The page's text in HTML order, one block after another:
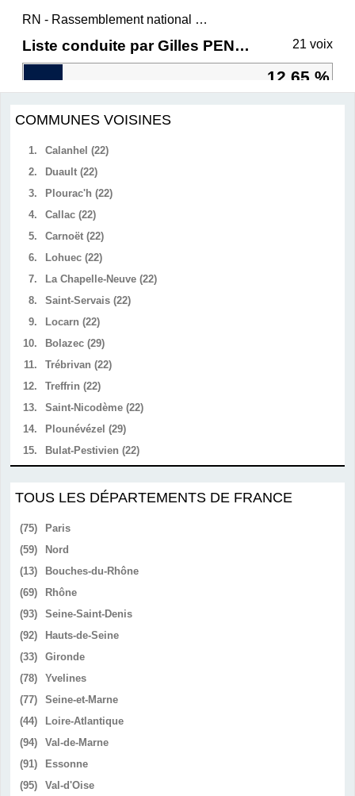
RN - Rassemblement national et ses alliés
Liste conduite par Gilles PENNELLE 21 voix
12,65 %
COMMUNES VOISINES
1.
Calanhel (22)
2.
Duault (22)
3.
Plourac'h (22)
4.
Callac (22)
5.
Carnoët (22)
6.
Lohuec (22)
7.
La Chapelle-Neuve (22)
8.
Saint-Servais (22)
9.
Locarn (22)
10.
Bolazec (29)
11.
Trébrivan (22)
12.
Treffrin (22)
13.
Saint-Nicodème (22)
14.
Plounévézel (29)
15.
Bulat-Pestivien (22)
TOUS LES DÉPARTEMENTS DE FRANCE
(75)
Paris
(59)
Nord
(13)
Bouches-du-Rhône
(69)
Rhône
(93)
Seine-Saint-Denis
(92)
Hauts-de-Seine
(33)
Gironde
(78)
Yvelines
(77)
Seine-et-Marne
(44)
Loire-Atlantique
(94)
Val-de-Marne
(91)
Essonne
(95)
Val-d'Oise